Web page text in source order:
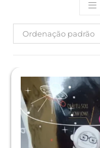
Ordenação padrão